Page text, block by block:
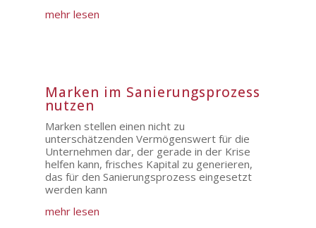
mehr lesen
Marken im Sanierungsprozess
nutzen
Marken stellen einen nicht zu
unterschätzenden Vermögenswert für die
Unternehmen dar, der gerade in der Krise
helfen kann, frisches Kapital zu generieren,
das für den Sanierungsprozess eingesetzt
werden kann
mehr lesen